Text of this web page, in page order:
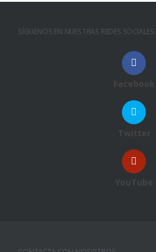
SÍGUENOS EN NUESTRAS REDES SOCIALES:
Facebook
Twitter
YouTube